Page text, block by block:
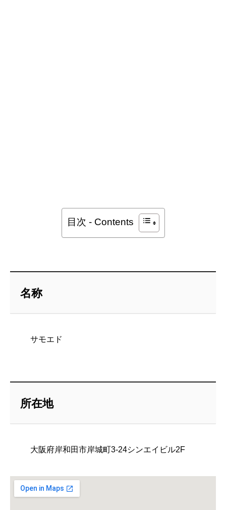
目次 - Contents
名称
サモエド
所在地
大阪府岸和田市岸城町3-24シンエイビル2F